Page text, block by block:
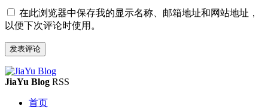
在此浏览器中保存我的显示名称、邮箱地址和网站地址，
以便下次评论时使用。
JiaYu Blog RSS
首页